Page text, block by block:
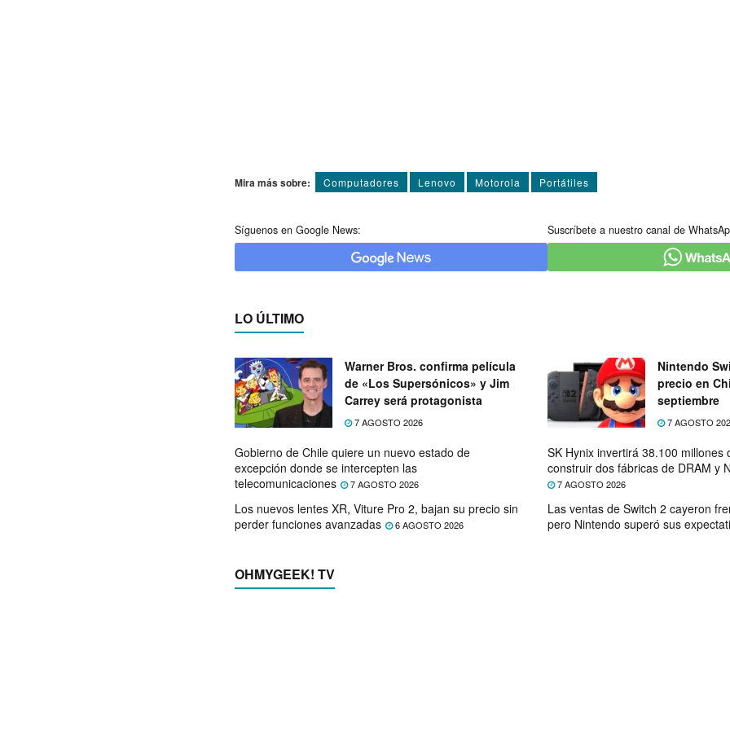
Mira más sobre: Computadores Lenovo Motorola Portátiles
Síguenos en Google News: Suscríbete a nuestro canal de
LO ÚLTIMO
Warner Bros. confirma película
de «Los Supersónicos» y Jim
Carrey será protagonista
7 AGOSTO 2026
Nintendo
precio en
septiembre
7 AGOSTO
Gobierno de Chile quiere un nuevo estado de
excepción donde se intercepten las
telecomunicaciones
7 AGOSTO 2026
SK Hynix invertirá 38.100 millones
construir dos fábricas de DRAM y
7 AGOSTO 2026
Los nuevos lentes XR, Viture Pro 2, bajan su precio sin
perder funciones avanzadas
6 AGOSTO 2026
Las ventas de Switch 2 cayeron
pero Nintendo superó sus
OHMYGEEK! TV